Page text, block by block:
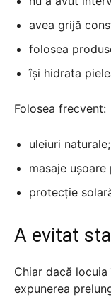
avea grijă
folosea
își hidrata
Folosea frecvent:
uleiuri naturale;
masaje
protecție
A evitat
Chiar dacă
expunerea